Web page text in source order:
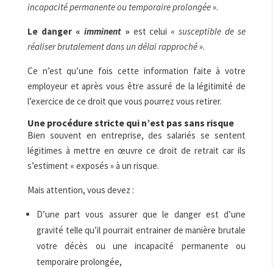
incapacité permanente ou temporaire prolongée».
Le danger « imminent» est celui «susceptible de se
réaliser brutalement dans un délai rapproché».
Ce n’est qu’une fois cette information faite à votre
employeur et après vous être assuré de la légitimité de
l’exercice de ce droit que vous pourrez vous retirer.
Une procédure stricte qui n’est pas sans risque
Bien souvent en entreprise, des salariés se sentent
légitimes à mettre en œuvre ce droit de retrait car ils
s’estiment « exposés » à un risque.
Mais attention, vous devez :
D’une part vous assurer que le danger est d’une
gravité telle qu’il pourrait entrainer de manière brutale
votre décès ou une incapacité permanente ou
temporaire prolongée,